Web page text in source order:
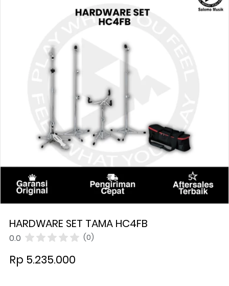
HARDWARE SET TAMA HC4FB
0.0 (0)
Rp 5.235.000